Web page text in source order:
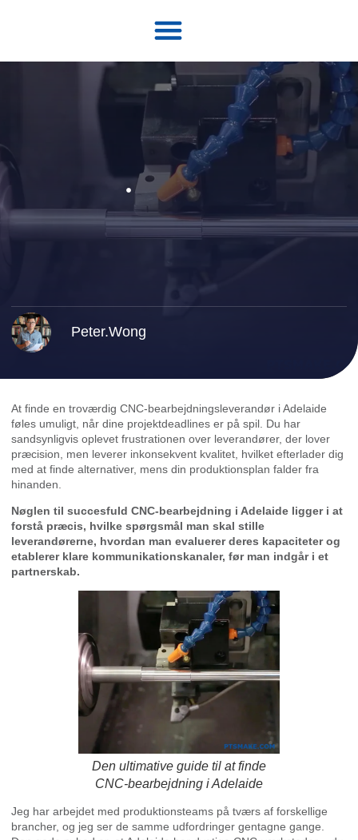
Peter.Wong
At finde en troværdig CNC-bearbejdningsleverandør i Adelaide
føles umuligt, når dine projektdeadlines er på spil. Du har
sandsynligvis oplevet frustrationen over leverandører, der lover
præcision, men leverer inkonsekvent kvalitet, hvilket efterlader dig
med at finde alternativer, mens din produktionsplan falder fra
hinanden.
Nøglen til succesfuld CNC-bearbejdning i Adelaide ligger i at
forstå præcis, hvilke spørgsmål man skal stille
leverandørerne, hvordan man evaluerer deres kapaciteter og
etablerer klare kommunikationskanaler, før man indgår i et
partnerskab.
Den ultimative guide til at finde
CNC-bearbejdning i Adelaide
Jeg har arbejdet med produktionsteams på tværs af forskellige
brancher, og jeg ser de samme udfordringer gentagne gange.